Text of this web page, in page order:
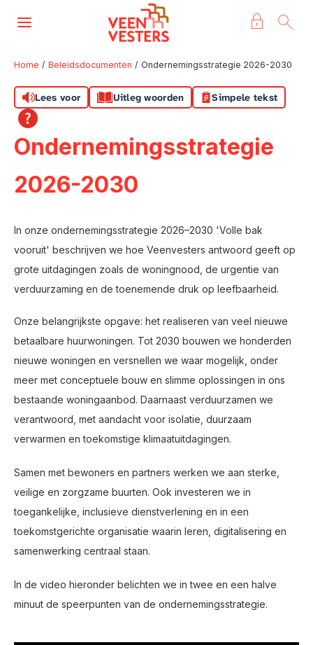
Naar hoofdinhoud
Naar hoofdnavigatiemenu
Naar zoeken
Naar de homepage
Ga naar Hoofd
Home Beleidsdocumenten Ondernemingsstrategie 2026-2030
Lees voor Uitleg woorden Simpele tekst
Ondernemingsstrategie
2026-2030
In onze ondernemingsstrategie 2026–2030 'Volle bak
vooruit' beschrijven we hoe Veenvesters antwoord geeft op
grote uitdagingen zoals de woningnood, de urgentie van
verduurzaming en de toenemende druk op leefbaarheid.
Onze belangrijkste opgave: het realiseren van veel nieuwe
betaalbare huurwoningen. Tot 2030 bouwen we honderden
nieuwe woningen en versnellen we waar mogelijk, onder
meer met conceptuele bouw en slimme oplossingen in ons
bestaande woningaanbod. Daarnaast verduurzamen we
verantwoord, met aandacht voor isolatie, duurzaam
verwarmen en toekomstige klimaatuitdagingen.
Samen met bewoners en partners werken we aan sterke,
veilige en zorgzame buurten. Ook investeren we in
toegankelijke, inclusieve dienstverlening en in een
toekomstgerichte organisatie waarin leren, digitalisering en
samenwerking centraal staan.
In de video hieronder belichten we in twee en een halve
minuut de speerpunten van de ondernemingsstrategie.